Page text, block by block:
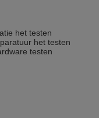
het testen
het testen
testen